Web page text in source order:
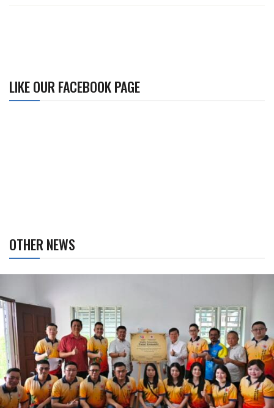
LIKE OUR FACEBOOK PAGE
OTHER NEWS